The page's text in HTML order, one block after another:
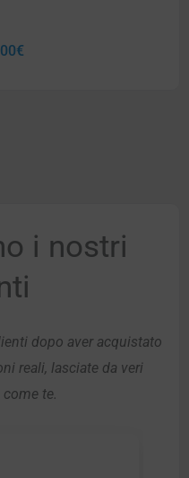
€
i nostri
dopo aver acquistato
reali, lasciate da veri
te.